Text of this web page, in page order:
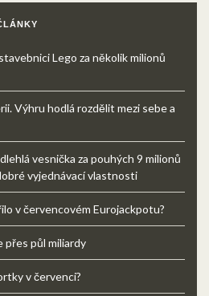
Lego za několik milionů
Výhru hodlá rozdělit mezi sebe a
vesnička za pouhých 9 milionů
vyjednávací vlastnosti
v červencovém Eurojackpotu?
přes půl miliardy
v červenci?